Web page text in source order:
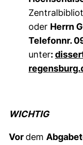
oder Herrn
Telefonnr.
unter:
WICHTIG
Vor dem